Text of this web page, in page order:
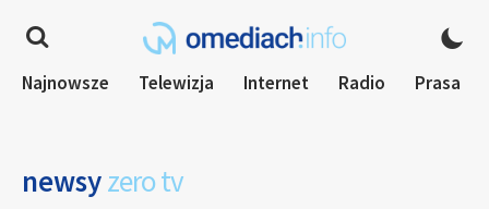
Najnowsze Telewizja Internet Radio Prasa
newsyzero tv